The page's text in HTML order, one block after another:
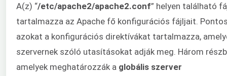
A(z) “/etc/apache2/apache2.conf” helyen található
tartalmazza az Apache fő konfigurációs fájljait.
azokat a konfigurációs direktívákat tartalmazza,
szervernek szóló utasításokat adják meg. Három
amelyek meghatározzák a globális szerver